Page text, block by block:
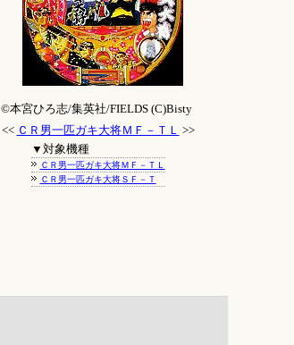
©本宮ひろ志/集英社/FIELDS (C)Bisty
<< ＣＲ男一匹ガキ大将ＭＦ－ＴＬ >>
▼対象機種
ＣＲ男一匹ガキ大将ＭＦ－ＴＬ
ＣＲ男一匹ガキ大将ＳＦ－Ｔ